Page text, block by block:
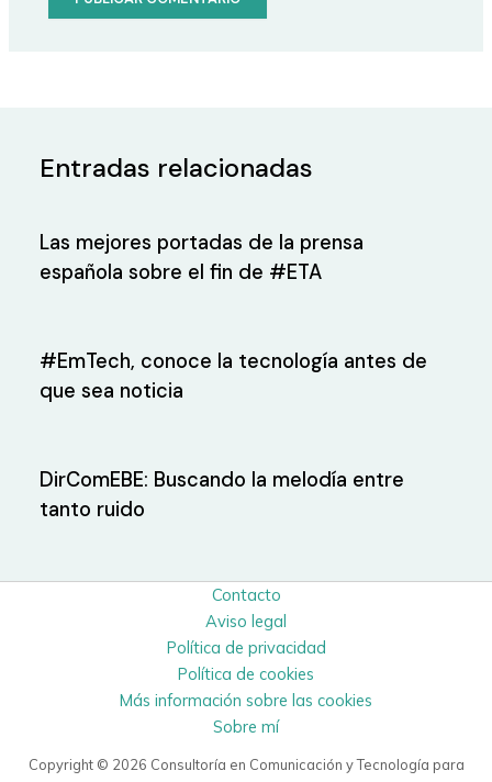
Entradas relacionadas
Las mejores portadas de la prensa
española sobre el fin de #ETA
#EmTech, conoce la tecnología antes de
que sea noticia
DirComEBE: Buscando la melodía entre
tanto ruido
Contacto
Aviso legal
Política de privacidad
Política de cookies
Más información sobre las cookies
Sobre mí
Copyright © 2026 Consultoría en Comunicación y Tecnología para